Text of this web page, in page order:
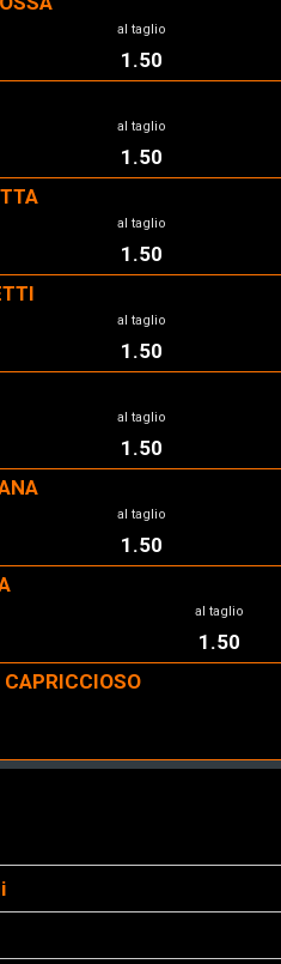
al taglio
1.50
al taglio
1.50
al taglio
1.50
al taglio
1.50
al taglio
1.50
al taglio
1.50
al taglio
1.50